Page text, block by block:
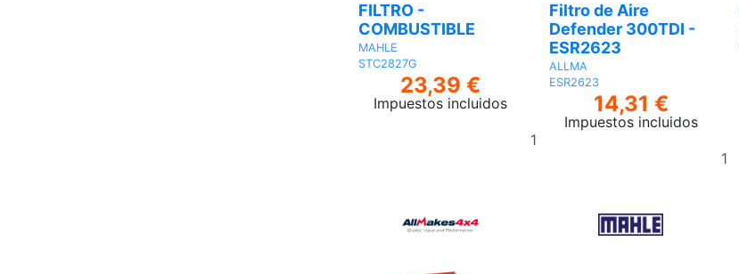
FILTRO -
COMBUSTIBLE
MAHLE
STC2827G
23,39 €
Impuestos incluidos
Añadir
Filtro de Aire
Defender 300TDI -
ESR2623
ALLMA
ESR2623
14,31 €
Impuestos incluidos